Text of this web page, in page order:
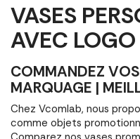
VASES
AVEC LOGO
COMMANDEZ
MARQUAGE |
Chez Vcomlab, nous
comme objets